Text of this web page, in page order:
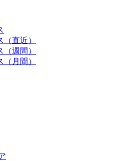
直近）
週間）
月間）